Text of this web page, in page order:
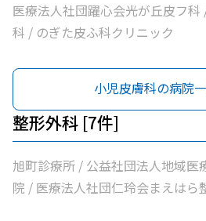
医療法人社団躍心会光が丘皮フ
科 / のぎた皮ふ科クリニック
小児皮膚科の病院
整形外科 [7件]
旭町診療所 / 公益社団法人地域医
院 / 医療法人社団仁玲会まえはら